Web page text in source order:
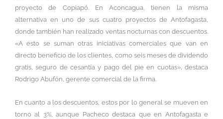
proyecto de Copiapó. En Aconcagua, tienen la misma
alternativa en uno de sus cuatro proyectos de Antofagasta,
donde también han realizado ventas nocturnas con descuentos.
«A esto se suman otras iniciativas comerciales que van en
directo beneficio de los clientes, como seis meses de dividendo
gratis, seguro de cesantía y pago del pie en cuotas», destaca
Rodrigo Abufón, gerente comercial de la firma.
En cuanto a los descuentos, estos por lo general se mueven en
torno al 3%, aunque Pacheco destaca que en Antofagasta e